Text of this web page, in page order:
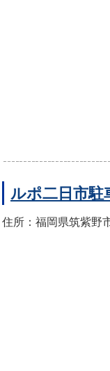
ルポ二日市駐
住所：福岡県筑紫野